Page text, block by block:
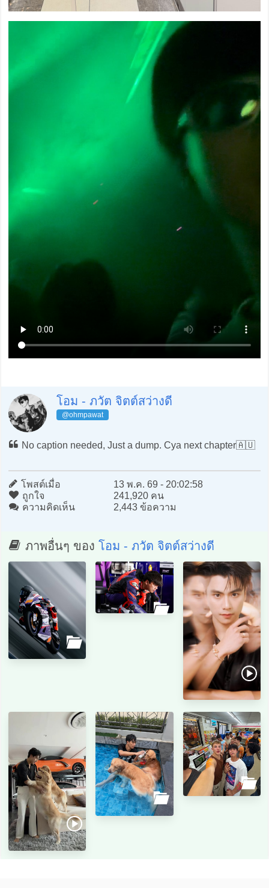
โอม - ภวัต จิตต์สว่างดี
@ohmpawat
No caption needed, Just a dump. Cya next chapter🇦🇺
โพสต์เมื่อ
13 พ.ค. 69 - 20:02:58
ถูกใจ
241,920 คน
ความคิดเห็น
2,443 ข้อความ
ภาพอื่นๆ ของ โอม - ภวัต จิตต์สว่างดี